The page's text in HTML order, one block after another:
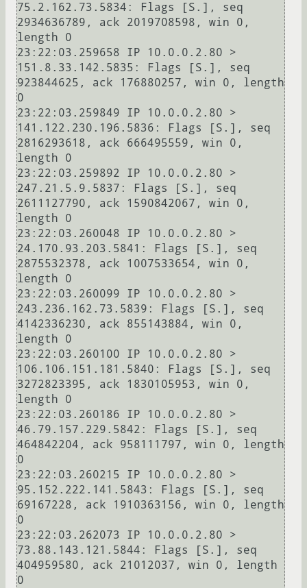
75.2.162.73.5834: Flags [S.], seq
2934636789, ack 2019708598, win 0,
length 0
23:22:03.259658 IP 10.0.0.2.80 >
151.8.33.142.5835: Flags [S.], seq
923844625, ack 176880257, win 0, length
0
23:22:03.259849 IP 10.0.0.2.80 >
141.122.230.196.5836: Flags [S.], seq
2816293618, ack 666495559, win 0,
length 0
23:22:03.259892 IP 10.0.0.2.80 >
247.21.5.9.5837: Flags [S.], seq
2611127790, ack 1590842067, win 0,
length 0
23:22:03.260048 IP 10.0.0.2.80 >
24.170.93.203.5841: Flags [S.], seq
2875532378, ack 1007533654, win 0,
length 0
23:22:03.260099 IP 10.0.0.2.80 >
243.236.162.73.5839: Flags [S.], seq
4142336230, ack 855143884, win 0,
length 0
23:22:03.260100 IP 10.0.0.2.80 >
106.106.151.181.5840: Flags [S.], seq
3272823395, ack 1830105953, win 0,
length 0
23:22:03.260186 IP 10.0.0.2.80 >
46.79.157.229.5842: Flags [S.], seq
464842204, ack 958111797, win 0, length
0
23:22:03.260215 IP 10.0.0.2.80 >
95.152.222.141.5843: Flags [S.], seq
69167228, ack 1910363156, win 0, length
0
23:22:03.262073 IP 10.0.0.2.80 >
73.88.143.121.5844: Flags [S.], seq
404959580, ack 21012037, win 0, length
0